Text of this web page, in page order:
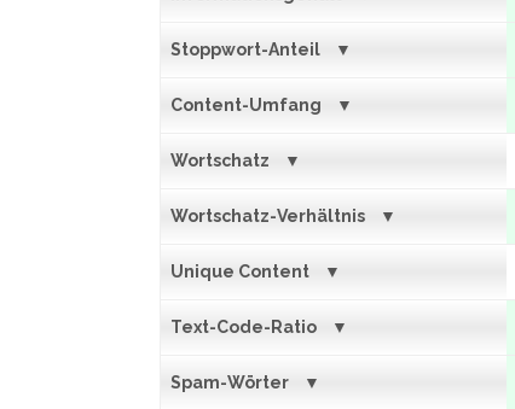
Stoppwort-Anteil
Content-Umfang
Wortschatz
Wortschatz-Verhältnis
Unique Content
Text-Code-Ratio
Spam-Wörter